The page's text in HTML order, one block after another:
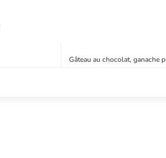
Gâteau au chocolat, ganache